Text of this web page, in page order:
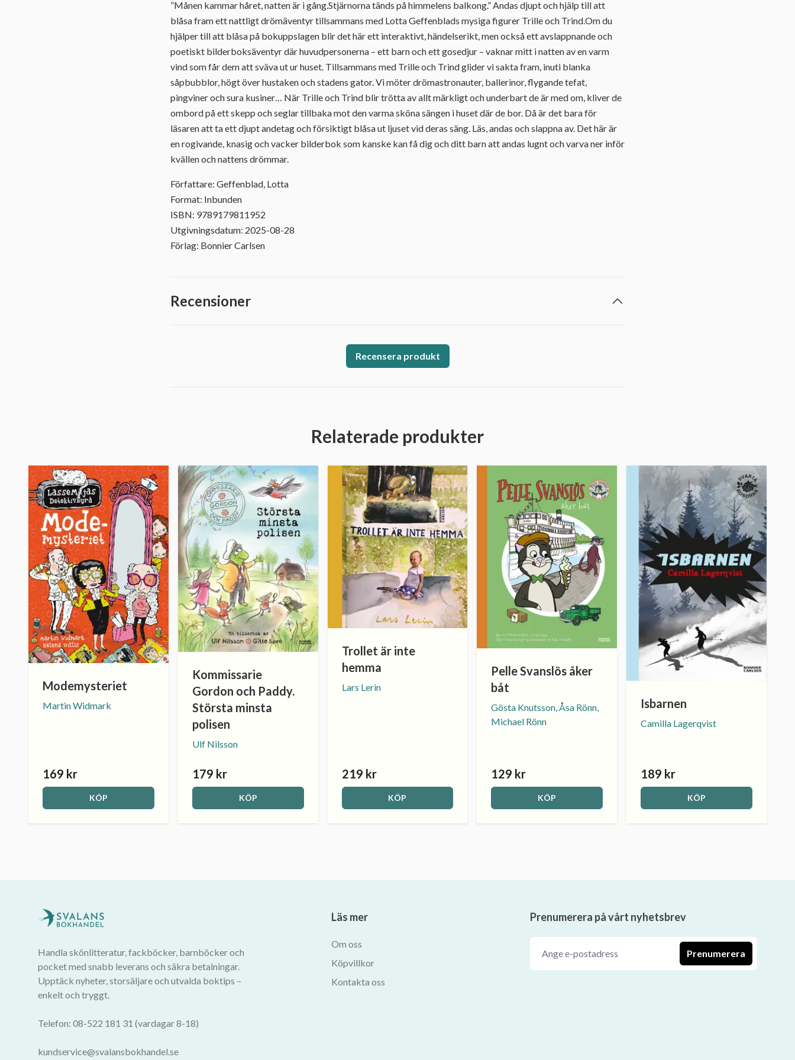
”Månen kammar håret, natten är i gång.Stjärnorna tänds på himmelens balkong.” Andas djupt och hjälp till att
blåsa fram ett nattligt drömäventyr tillsammans med Lotta Geffenblads mysiga figurer Trille och Trind.Om du
hjälper till att blåsa på bokuppslagen blir det här ett interaktivt, händelserikt, men också ett avslappnande och
poetiskt bilderboksäventyr där huvudpersonerna – ett barn och ett gosedjur – vaknar mitt i natten av en varm
vind som får dem att sväva ut ur huset. Tillsammans med Trille och Trind glider vi sakta fram, inuti blanka
såpbubblor, högt över hustaken och stadens gator. Vi möter drömastronauter, ballerinor, flygande tefat,
pingviner och sura kusiner… När Trille och Trind blir trötta av allt märkligt och underbart de är med om, kliver de
ombord på ett skepp och seglar tillbaka mot den varma sköna sängen i huset där de bor. Då är det bara för
läsaren att ta ett djupt andetag och försiktigt blåsa ut ljuset vid deras säng. Läs, andas och slappna av. Det här är
en rogivande, knasig och vacker bilderbok som kanske kan få dig och ditt barn att andas lugnt och varva ner inför
kvällen och nattens drömmar.
Författare: Geffenblad, Lotta
Format: Inbunden
ISBN: 9789179811952
Utgivningsdatum: 2025-08-28
Förlag: Bonnier Carlsen
Recensioner
Recensera produkt
Relaterade produkter
Modemysteriet
Martin Widmark
169 kr
KÖP
Kommissarie
Gordon och Paddy.
Största minsta
polisen
Ulf Nilsson
179 kr
KÖP
Trollet är inte
hemma
Lars Lerin
219 kr
KÖP
Pelle Svanslös åker
båt
Gösta Knutsson, Åsa Rönn,
Michael Rönn
129 kr
KÖP
Isbarnen
Camilla Lagerqvist
189 kr
KÖP
Handla skönlitteratur, fackböcker, barnböcker och
pocket med snabb leverans och säkra betalningar.
Upptäck nyheter, storsäljare och utvalda boktips –
enkelt och tryggt.
Telefon: 08-522 181 31 (vardagar 8-18)
kundservice@svalansbokhandel.se
Läs mer
Om oss
Köpvillkor
Kontakta oss
Prenumerera på vårt nyhetsbrev
Prenumerera